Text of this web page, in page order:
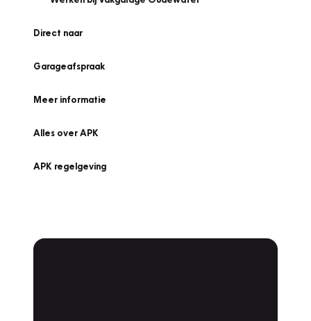
Direct naar
Garageafspraak
Meer informatie
Alles over APK
APK regelgeving